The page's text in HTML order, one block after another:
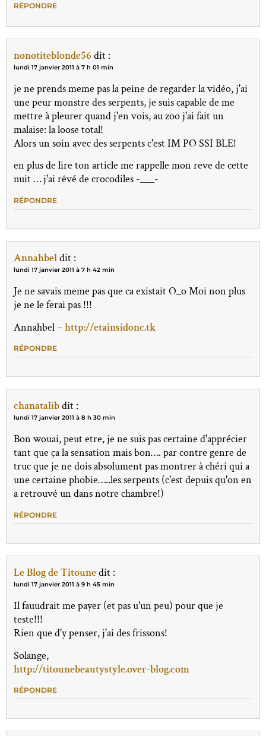
RÉPONDRE
nonotiteblonde56 dit :
lundi 17 janvier 2011 à 7 h 01 min
je ne prends meme pas la peine de regarder la vidéo, j'ai
une peur monstre des serpents, je suis capable de me
mettre à pleurer quand j'en vois, au zoo j'ai fait un
malaise: la loose total!
Alors un soin avec des serpents c'est IM PO SSI BLE!
en plus de lire ton article me rappelle mon reve de cette
nuit … j'ai rêvé de crocodiles -___-
RÉPONDRE
Annahbeldit :
lundi 17 janvier 2011 à 7 h 42 min
Je ne savais meme pas que ca existait O_o Moi non plus
je ne le ferai pas !!!
Annahbel –http://etainsidonc.tk
RÉPONDRE
chanatalibdit :
lundi 17 janvier 2011 à 8 h 30 min
Bon wouai, peut etre, je ne suis pas certaine d'apprécier
tant que ça la sensation mais bon…. par contre genre de
truc que je ne dois absolument pas montrer à chéri qui a
une certaine phobie…..les serpents (c'est depuis qu'on en
a retrouvé un dans notre chambre!)
RÉPONDRE
Le Blog de Titounedit :
lundi 17 janvier 2011 à 9 h 45 min
Il fauudrait me payer (et pas u'un peu) pour que je
teste!!!
Rien que d'y penser, j'ai des frissons!
Solange,
http://titounebeautystyle.over-blog.com
RÉPONDRE